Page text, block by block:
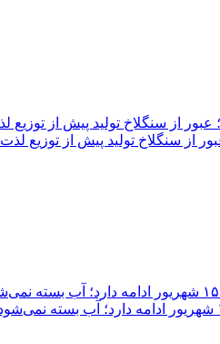
از سنگلاخ تولید پیش از توزیع لذت